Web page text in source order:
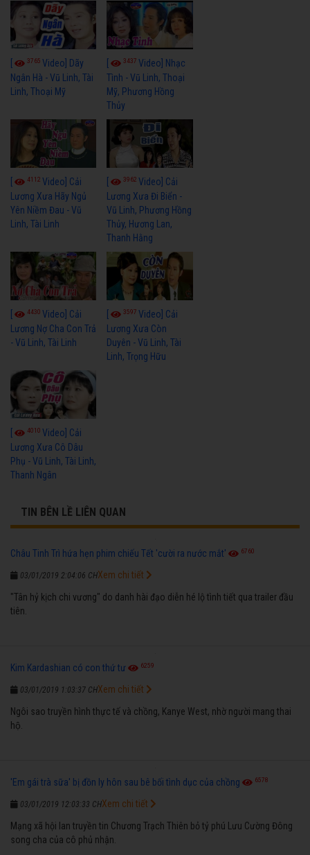
3765 Video] Dãy
Ngân Hà - Vũ Linh, Tài
Linh, Thoại Mỹ
3437Video] Nhạc
Tình - Vũ Linh, Thoại
Mỹ, Phương Hồng
Thủy
4112 Video] Cải
Lương Xưa Hãy Ngủ
Yên Niềm Đau - Vũ
Linh, Tài Linh
3962Video] Cải
Lương Xưa Đi Biển -
Vũ Linh, Phương Hồng
Thủy, Hương Lan,
Thanh Hằng
4430 Video] Cải
Lương Nợ Cha Con Trả
- Vũ Linh, Tài Linh
3597Video] Cải
Lương Xưa Còn
Duyên - Vũ Linh, Tài
Linh, Trọng Hữu
[ 4010 Video] Cải
Lương Xưa Cô Dâu
Phụ - Vũ Linh, Tài Linh,
Thanh Ngân
TIN BÊN LỀ LIÊN QUAN
Châu Tinh Trì hứa hẹn phim chiếu Tết 'cười ra nước mắt' 6760
03/01/2019 2:04:06 CH
"Tân hỷ kịch chi vương" do danh hài đạo diễn hé lộ tình tiết qua trailer đầu
tiên.
Xem chi tiết
Kim Kardashian có con thứ tư 6259
03/01/2019 1:03:37 CH
Ngôi sao truyền hình thực tế và chồng, Kanye West, nhờ người mang thai
hộ.
Xem chi tiết
'Em gái trà sữa' bị đồn ly hôn sau bê bối tình dục của chồng 6578
03/01/2019 12:03:33 CH
Mạng xã hội lan truyền tin Chương Trạch Thiên bỏ tỷ phú Lưu Cường Đông
song cha của cô phủ nhận.
Xem chi tiết